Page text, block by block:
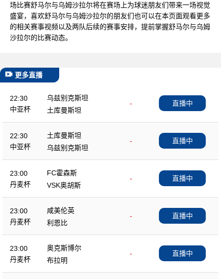
场比赛舒马尔与乌姆沙拉尔将在赛场上为球迷朋友们带来一场视觉
盛宴，喜欢舒马尔与乌姆沙拉尔的朋友们也可以在本页面观看更多
的相关赛事视频以及两队后续的赛事安排，提前掌握舒马尔与乌姆
沙拉尔的比赛动态。
更多直播
22:30
中亚杯
乌兹别克斯坦
-
土库曼斯坦
直播中
22:30
中亚杯
土库曼斯坦
-
乌兹别克斯坦
直播中
23:00
丹麦杯
FC霍森斯
-
VSK奥胡斯
直播中
23:00
丹麦杯
咸美伦英
-
利恩比
直播中
23:00
丹麦杯
奥克斯博尔
-
布拉明
直播中